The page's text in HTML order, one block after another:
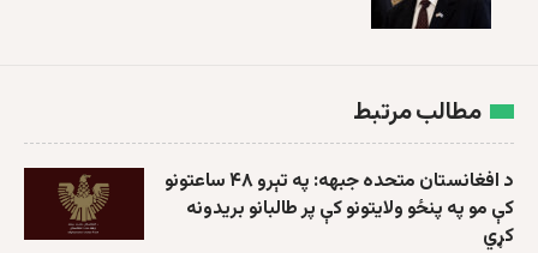
مطالب مرتبط
د افغانستان متحده جبهه: په تېرو ۴۸ ساعتونو
کې مو په پنځو ولایتونو کې پر طالبانو بریدونه
کړي